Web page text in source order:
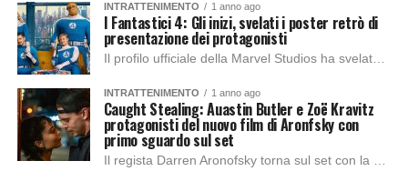
INTRATTENIMENTO 1 anno ago
I Fantastici 4: Gli inizi, svelati i poster retrò di
presentazione dei protagonisti
Il profilo ufficiale della Marvel Studios ha svelato cinque nuovi character poster in stile retrò del nuovo reboot de I fantastici 4: Gli inizi, offrendo un...
INTRATTENIMENTO 1 anno ago
Caught Stealing: Auastin Butler e Zoë Kravitz
protagonisti del nuovo film di Aronfsky con
primo sguardo sul set
Il regista Darren Aronofsky torna sul set con la nuova pellicola Caught Stealing, con le star di maggior rilievo come Austin Butler, Zoë Kravitz, Matt Smith...